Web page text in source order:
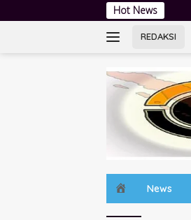
ke
Hot News
REDAKSI
o
m
News